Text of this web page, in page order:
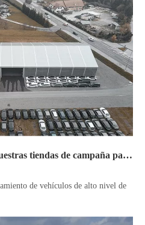
¿Qué más pueden resistir nuestras tiendas de campaña para almacenamiento de vehículos excepto el granizo?
de vehículos de alto nivel de